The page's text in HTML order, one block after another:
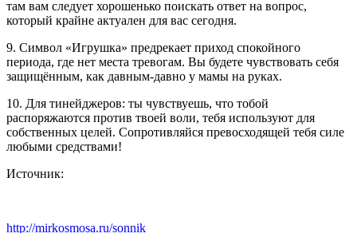
там вам следует хорошенько поискать ответ на вопрос,
который крайне актуален для вас сегодня.
9. Символ «Игрушка» предрекает приход спокойного
периода, где нет места тревогам. Вы будете чувствовать себя
защищённым, как давным-давно у мамы на руках.
10. Для тинейджеров: ты чувствуешь, что тобой
распоряжаются против твоей воли, тебя используют для
собственных целей. Сопротивляйся превосходящей тебя силе
любыми средствами!
Источник:
http://mirkosmosa.ru/sonnik